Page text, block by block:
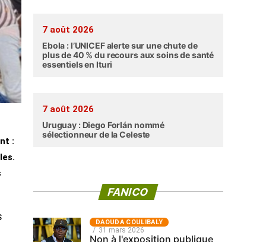
:
7 août 2026
Ebola : l’UNICEF alerte sur une chute de
plus de 40 % du recours aux soins de santé
essentiels en Ituri
7 août 2026
Uruguay : Diego Forlán nommé
sélectionneur de la Celeste
FANICO
‎DAOUDA COULIBALY
31 mars 2026
Non à l'exposition publique